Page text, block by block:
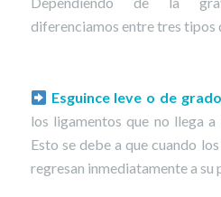
diferenciamos entre tres tipos
Esguince leve o de
los ligamentos que no llega
Esto se debe a que cuando
regresan inmediatamente a su